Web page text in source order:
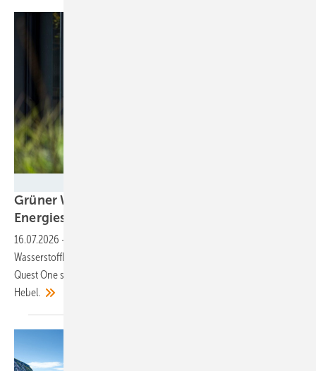
Grüner Wasserstoff: Fünf Maßnahmen für mehr
Energiesouveränität in
16.07.2026 -
Wasserstoffhochlauf angepasst werden? Der Elektrolyseurhersteller
Quest One sieht Netzentgelte und monatliche Korrelation als zentrale
Hebel.